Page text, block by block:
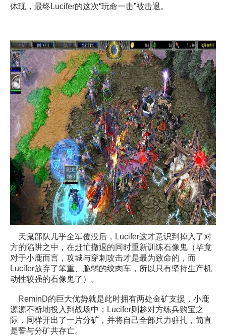
体现，最终Lucifer的这次“玩命一击”被击退。
天鬼部队几乎全军覆没后，Lucifer这才意识到掉入了对
方的陷阱之中，在赶忙撤退的同时重新训练石像鬼（毕竟
对于小鹿而言，攻城与穿刺攻击才是最为致命的，而
Lucifer放弃了笨重、脆弱的绞肉车，所以只有坚持生产机
动性较强的石像鬼了）。
ReminD的巨大优势就是此时拥有两处金矿支援，小鹿
源源不断地投入到战场中；Lucifer则趁对方练兵购宝之
际，同样开出了一片分矿，并将自己全部兵力驻扎，简直
是誓与分矿共存亡。